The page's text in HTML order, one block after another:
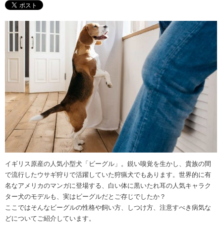
イギリス原産の人気小型犬「ビーグル」。鋭い嗅覚を生かし、貴族の間
で流行したウサギ狩りで活躍していた狩猟犬でもあります。世界的に有
名なアメリカのマンガに登場する、白い体に黒いたれ耳の人気キャラク
ター犬のモデルも、実はビーグルだとご存じでしたか？
ここではそんなビーグルの性格や飼い方、しつけ方、注意すべき病気な
どについてご紹介しています。